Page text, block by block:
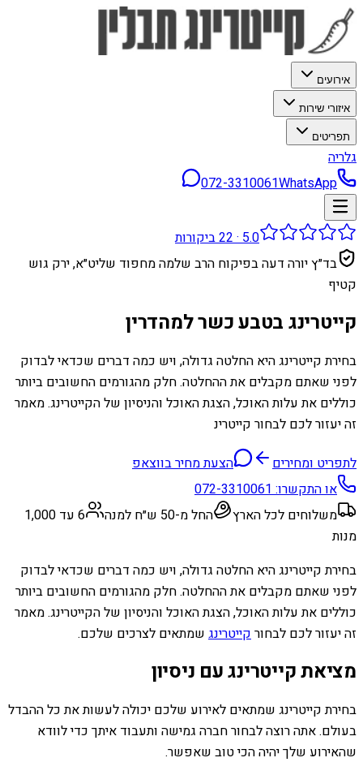
אירועים
איזורי שירות
תפריטים
גלריה
072-3310061WhatsApp
5.0
·
22ביקורות
בד״ץ יורה דעה בפיקוח הרב שלמה מחפוד שליט״א, ירק גוש
קטיף
קייטרינג בטבע כשר למהדרין
בחירת קייטרינג היא החלטה גדולה, ויש כמה דברים שכדאי לבדוק
לפני שאתם מקבלים את ההחלטה. חלק מהגורמים החשובים ביותר
כוללים את עלות האוכל, הצגת האוכל והניסיון של הקייטרינג. מאמר
זה יעזור לכם לבחור קייטרינ
לתפריט ומחירים
הצעת מחיר בווצאפ
או התקשרו:072-3310061
משלוחים לכל הארץ
החל מ-50 ש״ח למנה
6 עד 1,000
מנות
בחירת קייטרינג היא החלטה גדולה, ויש כמה דברים שכדאי לבדוק
לפני שאתם מקבלים את ההחלטה. חלק מהגורמים החשובים ביותר
כוללים את עלות האוכל, הצגת האוכל והניסיון של הקייטרינג. מאמר
זה יעזור לכם לבחורקייטרינג שמתאים לצרכים שלכם.
מציאת קייטרינג עם ניסיון
בחירת קייטרינג שמתאים לאירוע שלכם יכולה לעשות את כל ההבדל
בעולם. אתה רוצה לבחור חברה גמישה ותעבוד איתך כדי לוודא
שהאירוע שלך יהיה הכי טוב שאפשר.